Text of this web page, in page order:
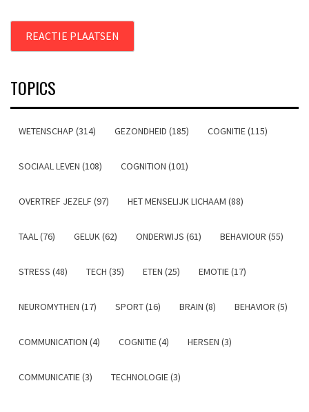
TOPICS
WETENSCHAP (314) GEZONDHEID (185) COGNITIE (115)
SOCIAAL LEVEN (108) COGNITION (101)
OVERTREF JEZELF (97) HET MENSELIJK LICHAAM (88)
TAAL (76) GELUK (62) ONDERWIJS (61) BEHAVIOUR (55)
STRESS (48) TECH (35) ETEN (25) EMOTIE (17)
NEUROMYTHEN (17) SPORT (16) BRAIN (8) BEHAVIOR (5)
COMMUNICATION (4) COGNITIE (4) HERSEN (3)
COMMUNICATIE (3) TECHNOLOGIE (3)